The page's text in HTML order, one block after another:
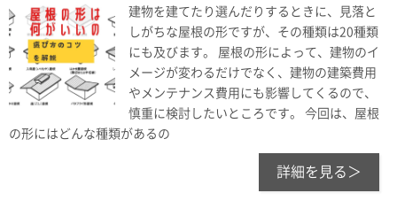
建物を建てたり選んだりするときに、見落と
しがちな屋根の形ですが、その種類は20種類
にも及びます。 屋根の形によって、建物のイ
メージが変わるだけでなく、建物の建築費用
やメンテナンス費用にも影響してくるので、
慎重に検討したいところです。 今回は、屋根
の形にはどんな種類があるの
詳細を見る＞